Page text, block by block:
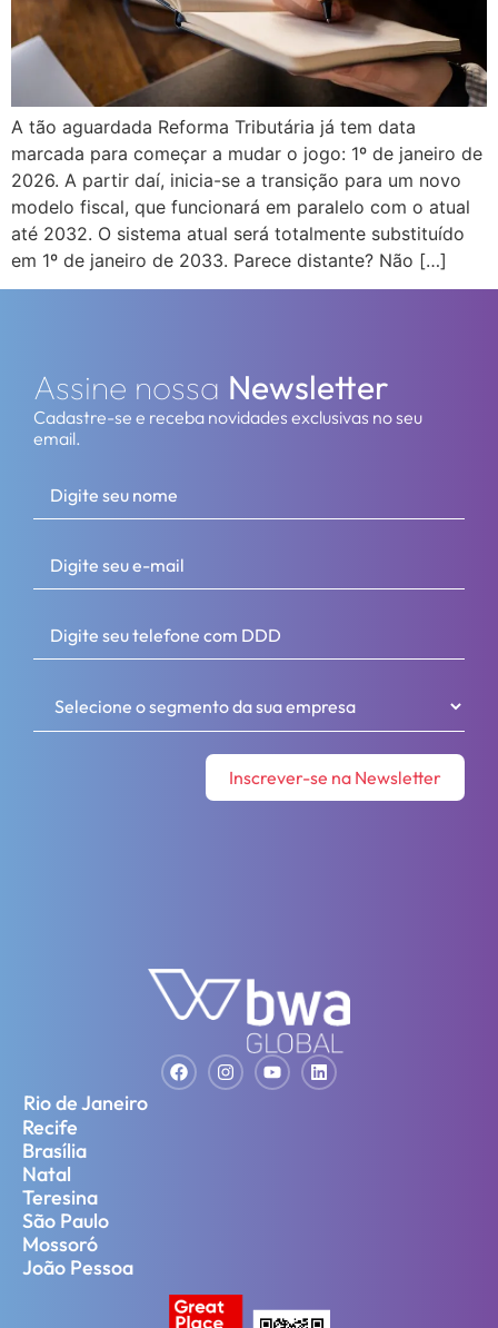
A tão aguardada Reforma Tributária já tem data
marcada para começar a mudar o jogo: 1º de janeiro de
2026. A partir daí, inicia-se a transição para um novo
modelo fiscal, que funcionará em paralelo com o atual
até 2032. O sistema atual será totalmente substituído
em 1º de janeiro de 2033. Parece distante? Não […]
Assine nossa Newsletter
Cadastre-se e receba novidades exclusivas no seu
email.
Inscrever-se na Newsletter
Rio de Janeiro
Recife
Brasília
Natal
Teresina
São Paulo
Mossoró
João Pessoa